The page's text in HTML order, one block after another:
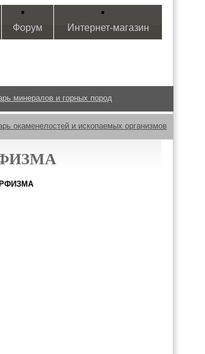
Форум Интернет-магазин
минералов и горных пород
окаменелостей и ископаемых организмов